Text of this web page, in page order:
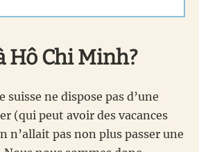
Hô Chi Minh?
ne dispose pas d’une
(qui peut avoir des vacances
n’allait pas non plus passer une